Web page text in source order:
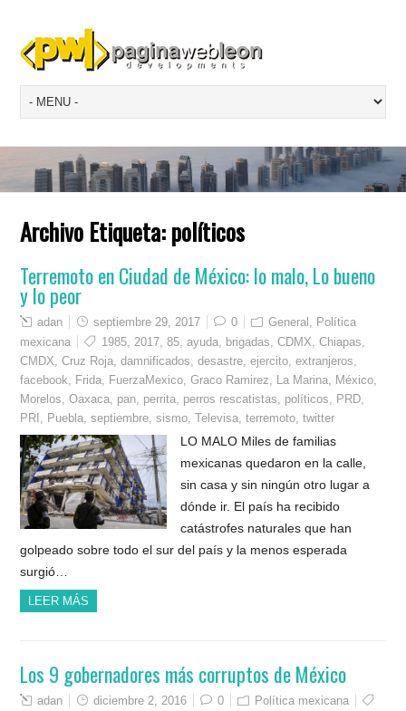
Archivo Etiqueta:políticos
Terremoto en Ciudad de México: lo malo, Lo bueno
y lo peor
adan septiembre 29, 2017 0 General
Política
mexicana
1985 2017 ,85 ,ayuda brigadas ,CDMX ,Chiapas
CMDX ,Cruz Roja ,damnificados ,desastre ,ejercito ,extranjeros
facebook
Frida FuerzaMexico ,Graco Ramirez La Marina México
Morelos ,Oaxaca pan perrita perros rescatistas políticos PRD
PRI
Puebla ,septiembre ,sismo ,Televisa ,terremoto ,twitter
LO MALO Miles de familias
mexicanas quedaron en la calle,
sin casa y sin ningún otro lugar a
dónde ir. El país ha recibido
catástrofes naturales que han
golpeado sobre todo el sur del país y la menos esperada
surgió…
LEER MÁS
Los 9 gobernadores más corruptos de México
adan diciembre 2, 2016 0
Política mexicana